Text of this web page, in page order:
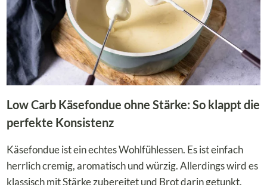
Low Carb Käsefondue ohne Stärke: So klappt die
perfekte Konsistenz
Käsefondue ist ein echtes Wohlfühlessen. Es ist einfach
herrlich cremig, aromatisch und würzig. Allerdings wird es
klassisch mit Stärke zubereitet und Brot darin getunkt.